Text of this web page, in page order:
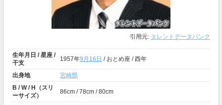
引用元: タレントデータバンク
生年月日 / 星座 /
干支
1957年9月16日 / おとめ座 / 酉年
出身地
宮崎県
B / W / H（スリ
ーサイズ）
86cm / 78cm / 80cm